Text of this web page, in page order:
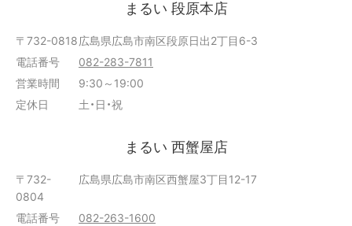
まるい 段原本店
〒732-0818広島県広島市南区段原日出2丁目6-3
電話番号
082-283-7811
営業時間
9:30～19:00
定休日
土・日・祝
まるい 西蟹屋店
〒732-
0804
広島県広島市南区西蟹屋3丁目12-17
電話番号
082-263-1600